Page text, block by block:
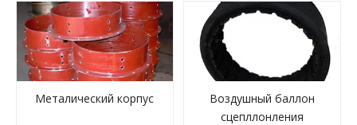
Металический корпус
Воздушный баллон
сцепллонления